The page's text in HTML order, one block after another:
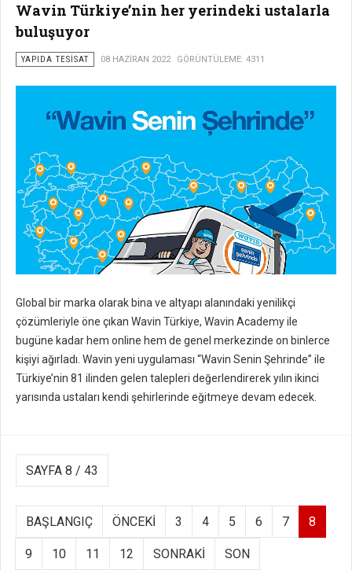
Wavin Türkiye’nin her yerindeki ustalarla
buluşuyor
YAPIDA TESISAT 08 HAZIRAN 2022 GÖRÜNTÜLEME: 4311
Global bir marka olarak bina ve altyapı alanındaki yenilikçi
çözümleriyle öne çıkan Wavin Türkiye, Wavin Academy ile
bugüne kadar hem online hem de genel merkezinde on binlerce
kişiyi ağırladı. Wavin yeni uygulaması “Wavin Senin Şehrinde” ile
Türkiye’nin 81 ilinden gelen talepleri değerlendirerek yılın ikinci
yarısında ustaları kendi şehirlerinde eğitmeye devam edecek.
SAYFA 8 / 43
BAŞLANGIÇ ÖNCEKI 3 4 5 6 7 8
9 10 11 12 SONRAKI SON